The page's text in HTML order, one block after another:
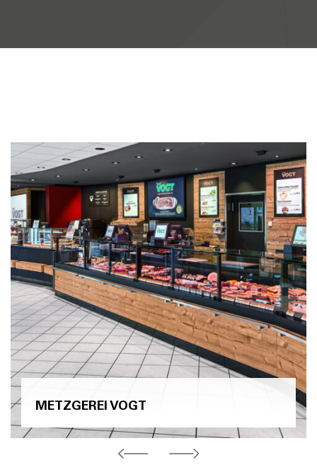
METZGEREI VOGT